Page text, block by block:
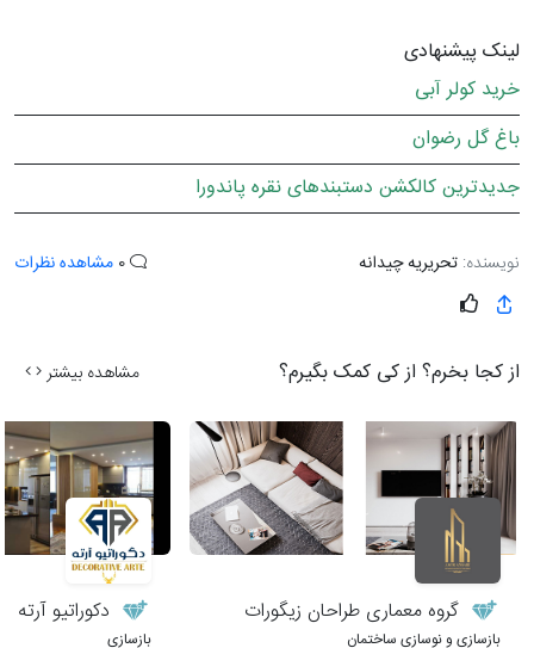
لینک پیشنهادی
خرید کولر آبی
باغ گل رضوان
جدیدترین کالکشن دستبندهای نقره پاندورا
نویسنده: تحریریه چیدانه مشاهده نظرات
از کجا بخرم؟ از کی کمک بگیرم؟ مشاهده بیشتر
گروه معماری طراحان زیگورات
بازسازی و نوسازی ساختمان
دکوراتیو آرته
بازسازی